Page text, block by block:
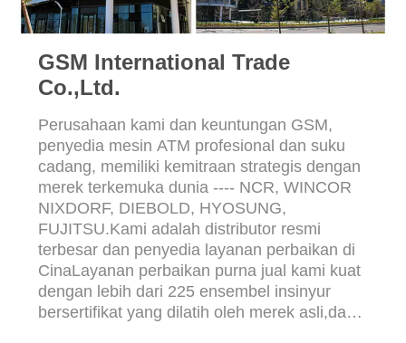
GSM International Trade
Co.,Ltd.
Perusahaan kami dan keuntungan GSM,
penyedia mesin ATM profesional dan suku
cadang, memiliki kemitraan strategis dengan
merek terkemuka dunia ---- NCR, WINCOR
NIXDORF, DIEBOLD, HYOSUNG,
FUJITSU.Kami adalah distributor resmi
terbesar dan penyedia layanan perbaikan di
CinaLayanan perbaikan purna jual kami kuat
dengan lebih dari 225 ensembel insinyur
bersertifikat yang dilatih oleh merek asli,dan